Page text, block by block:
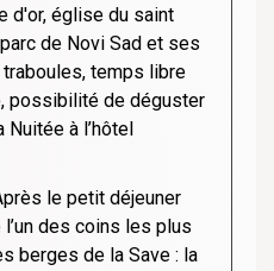
d'or, église du saint
de Novi Sad et ses
temps libre
possibilité de déguster
à l’hôtel
le petit déjeuner
des coins les plus
berges de la Save : la